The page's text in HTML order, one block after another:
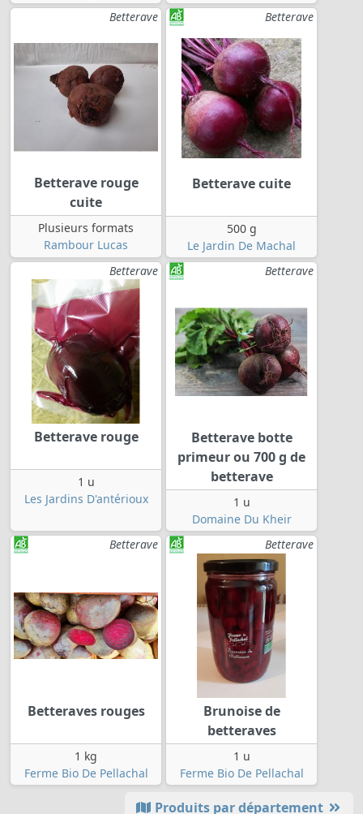
Betterave
Betterave rouge
cuite
Plusieurs formats
Rambour Lucas
Betterave
Betterave cuite
500 g
Le Jardin De Machal
Betterave
Betterave rouge
1 u
Les Jardins D'antérioux
Betterave
Betterave botte
primeur ou 700 g de
betterave
1 u
Domaine Du Kheir
Betterave
Betteraves rouges
1 kg
Ferme Bio De Pellachal
Betterave
Brunoise de
betteraves
1 u
Ferme Bio De Pellachal
Produits par département